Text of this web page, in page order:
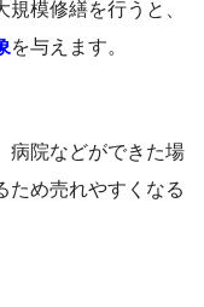
模修繕を行うと、
を与えます。
病院などができた場
ため売れやすくなる